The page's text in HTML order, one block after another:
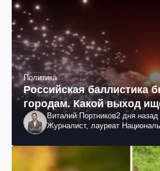
Политика
Российская баллистика
городам. Какой выход
Виталий Портников2 дня назад
Журналист, лауреат